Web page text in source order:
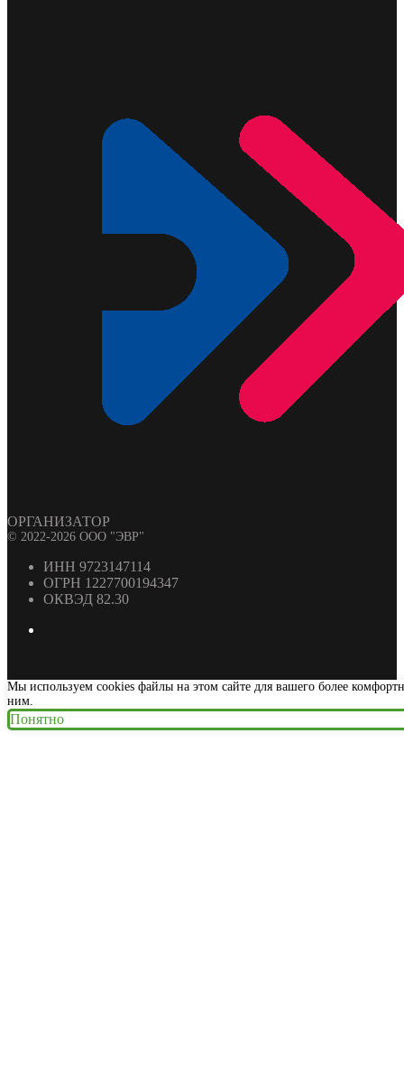
ОРГАНИЗАТОР
© 2022-2026 ООО "ЭВР"
ИНН 9723147114
ОГРН 1227700194347
ОКВЭД 82.30
Мы используем cookies файлы на этом сайте для вашего более
ним.
Понятно